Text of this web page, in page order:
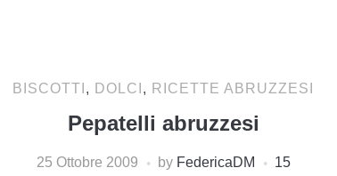
BISCOTTI , DOLCI , RICETTE ABRUZZESI
Pepatelli abruzzesi
25 Ottobre 2009 by FedericaDM
15